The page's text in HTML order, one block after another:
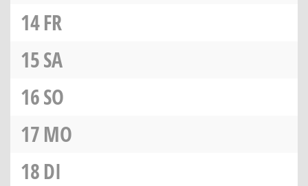
14FR
15SA
16SO
17MO
18DI